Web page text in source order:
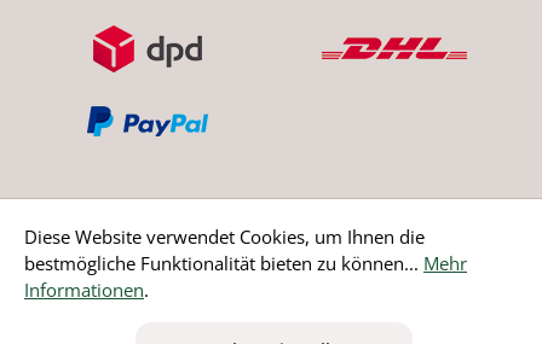
Bestellung widerrufen
Diese Website verwendet Cookies, um Ihnen die
bestmögliche Funktionalität bieten zu können... Mehr
Informationen.